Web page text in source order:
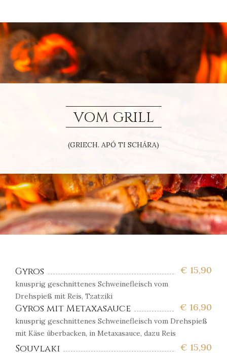
VOM GRILL
(GRIECH. APÓ TI SCHÁRA)
€ 15,90
Gyros
knusprig geschnittenes Schweinefleisch vom
Drehspieß mit Reis, Tzatziki
€ 16,90
Gyros mit Metaxasauce
knusprig geschnittenes Schweinefleisch vom Drehspieß
mit Käse überbacken, in Metaxasauce, dazu Reis
€ 15,90
Souvlaki